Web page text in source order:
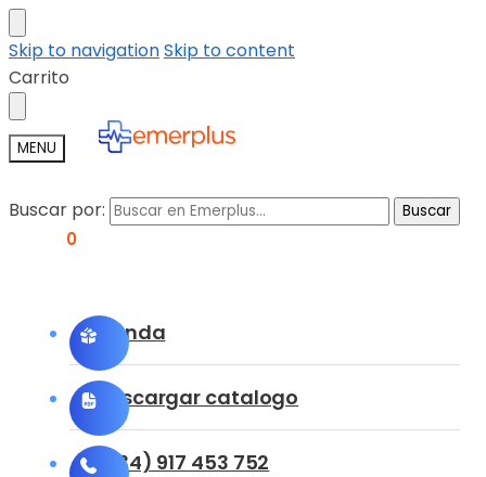
Skip to navigationSkip to content
Carrito
MENU
Buscar por: Buscar
0
Tienda
Descargar catalogo
(+34) 917 453 752